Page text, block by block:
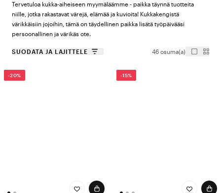
Tervetuloa kukka-aiheiseen myymäläämme - paikka täynnä tuotteita
niille, jotka rakastavat värejä, elämää ja kuvioita! Kukkakengistä
värikkäisiin jojoihin, tämä on täydellinen paikka lisätä työpäivääsi
persoonallinen ja värikäs ote.
SUODATA JA LAJITTELE 46 osuma(a)
-20% -15%